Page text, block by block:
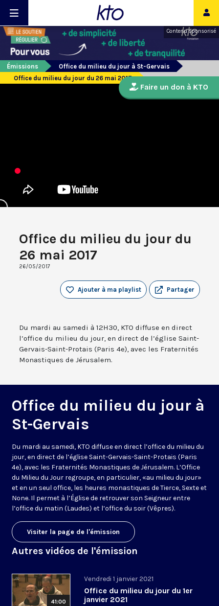
Contenu sponsorisé
Émissions
Office du milieu du jour à St-Gervais
Office du milieu du jour du 26 mai 2017
Office du milieu du jour du
26 mai 2017
26/05/2017
Partager
Ajouter à ma playlist
Du mardi au samedi à 12H30, KTO diffuse en direct
l’office du milieu du jour, en direct de l’église Saint-
Gervais-Saint-Protais (Paris 4e), avec les Fraternités
Monastiques de Jérusalem.
Office du milieu du jour à
St-Gervais
Du mardi au samedi, KTO diffuse en direct l’office du milieu du
jour, en direct de l’église Saint-Gervais-Saint-Protais (Paris
4e), avec les Fraternités Monastiques de Jérusalem. L’Office
du Milieu du Jour regroupe, en particulier, «au milieu du jour»
et en un seul office, les heures monastiques de Tierce, Sexte et
None. Il permet à l’Église de retrouver son Seigneur entre
l’office du matin (Laudes) et l’office du soir (Vêpres).
Visiter la page de l'émission
Autres vidéos de l'émission
41:00
Vendredi 1 janvier 2021
Office du milieu du jour du 1er
janvier 2021
Faire un don à KTO